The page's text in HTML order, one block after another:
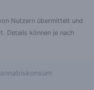
Nutzern übermittelt und
Details können je nach